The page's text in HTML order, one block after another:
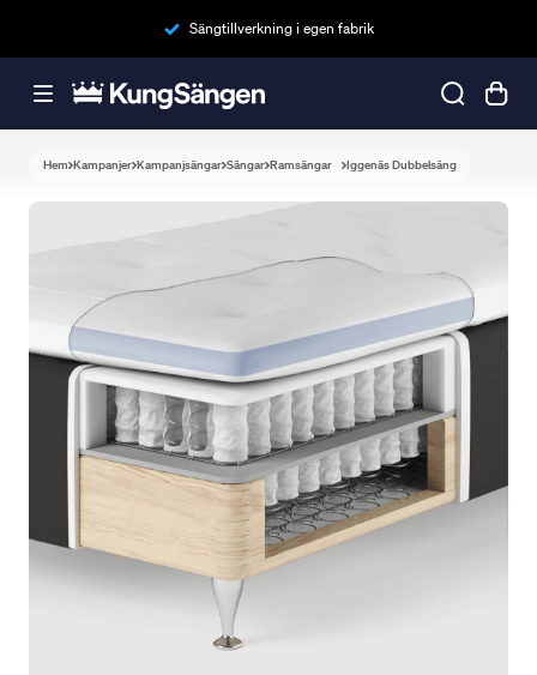
Sängtillverkning i egen fabrik
Hem Kampanjer Kampanjsängar Sängar Ramsängar Iggenäs Dubbelsäng